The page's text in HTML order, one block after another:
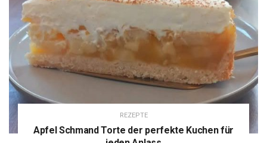
REZEPTE
Apfel Schmand Torte der perfekte Kuchen für